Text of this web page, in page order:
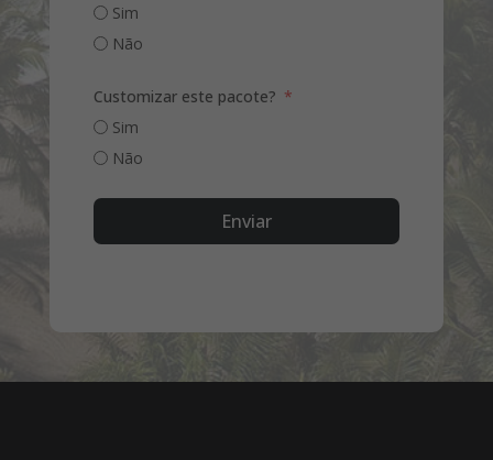
Sim
Não
Customizar este pacote?
Sim
Não
Enviar